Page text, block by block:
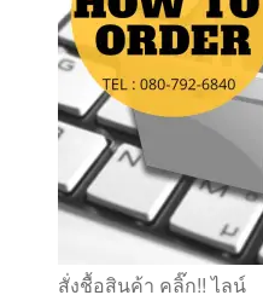
สั่งชื้อสินค้า คลิ๊ก!! ไลน์